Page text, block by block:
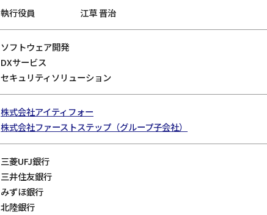
執行役員
江草 晋治
ソフトウェア開発
DXサービス
セキュリティソリューション
株式会社アイティフォー
株式会社ファーストステップ（グループ子会社）
三菱UFJ銀行
三井住友銀行
みずほ銀行
北陸銀行